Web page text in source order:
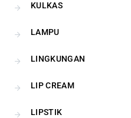
KULKAS
LAMPU
LINGKUNGAN
LIP CREAM
LIPSTIK